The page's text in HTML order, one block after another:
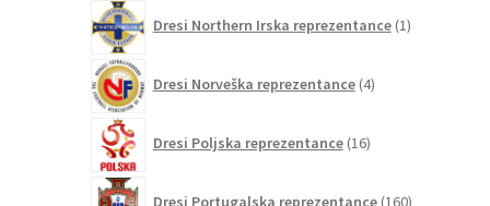
Dresi Northern Irska reprezentance 1izdelek
Dresi Norveška reprezentance 4izdelki
Dresi Poljska reprezentance 16izdelkov
Dresi Portugalska reprezentance 160